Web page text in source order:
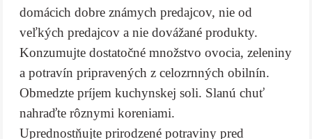
domácich dobre známych predajcov, nie od
veľkých predajcov a nie dovážané produkty.
Konzumujte dostatočné množstvo ovocia, zeleniny
a potravín pripravených z celozrnných obilnín.
Obmedzte príjem kuchynskej soli. Slanú chuť
nahraďte rôznymi koreniami.
Uprednostňujte prirodzené potraviny pred